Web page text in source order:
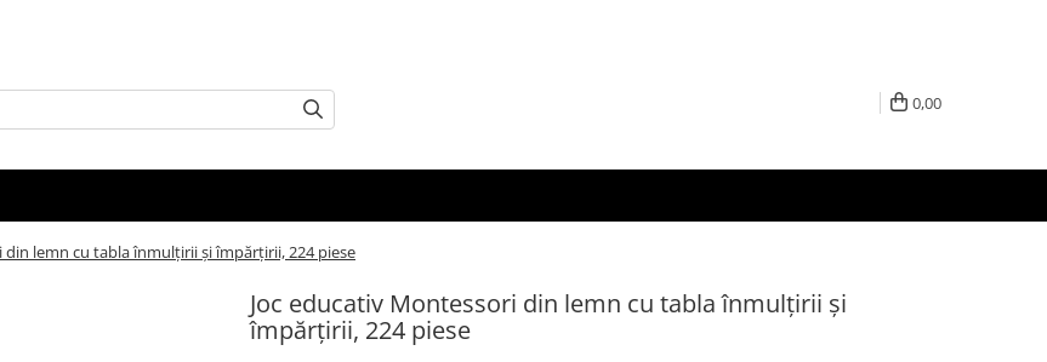
0,00
din lemn cu tabla înmulțirii și împărțirii, 224 piese
Joc educativ Montessori din lemn cu tabla înmulțirii și
împărțirii, 224 piese